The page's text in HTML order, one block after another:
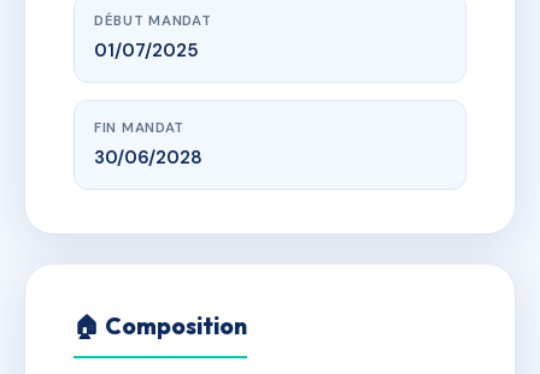
DÉBUT MANDAT
01/07/2025
FIN MANDAT
30/06/2028
🏠 Composition